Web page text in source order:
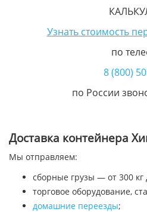
Узнать стоимость
по
8 (800)
по России
Доставка контейнера
Мы отправляем:
сборные грузы — от 300 кг
торговое оборудование,
домашние переезды;